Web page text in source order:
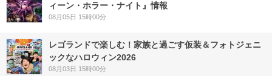
ィーン・ホラー・ナイト』情報
08月05日 15時00分
レゴランドで楽しむ！家族と過ごす仮装＆フォトジェニ
ックなハロウィン2026
08月03日 15時00分